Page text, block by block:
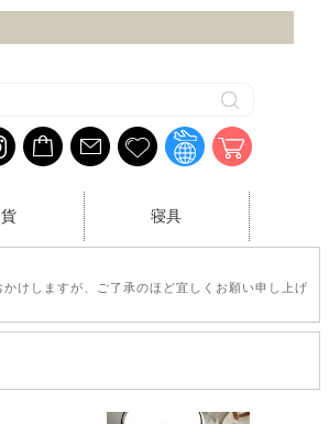
寝具
けしますが、ご了承のほど宜しくお願い申し上げ